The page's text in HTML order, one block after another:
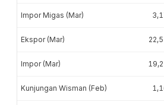
Impor Migas (Mar)
Ekspor (Mar)
Impor (Mar)
Kunjungan Wisman (Feb)